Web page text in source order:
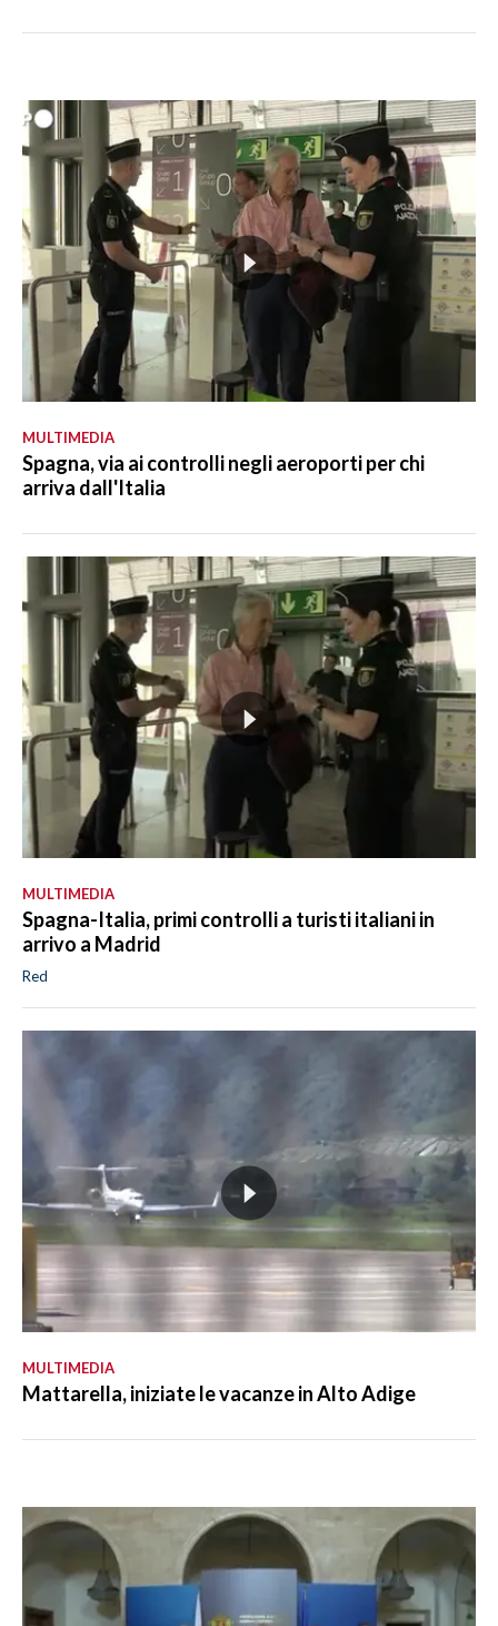
MULTIMEDIA
Spagna, via ai controlli negli aeroporti per chi
arriva dall'Italia
MULTIMEDIA
Spagna-Italia, primi controlli a turisti italiani in
arrivo a Madrid
Red
MULTIMEDIA
Mattarella, iniziate le vacanze in Alto Adige